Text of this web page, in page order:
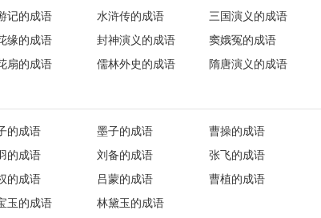
记的成语 水浒传的成语
三国演义的成语
缘的成语 封神演义的成语
窦娥冤的成语
扇的成语 儒林外史的成语
隋唐演义的成语
的成语 墨子的成语
曹操的成语
的成语 刘备的成语
张飞的成语
的成语 吕蒙的成语
曹植的成语
玉的成语 林黛玉的成语